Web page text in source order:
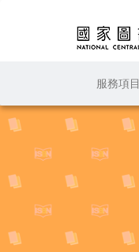
服務項目